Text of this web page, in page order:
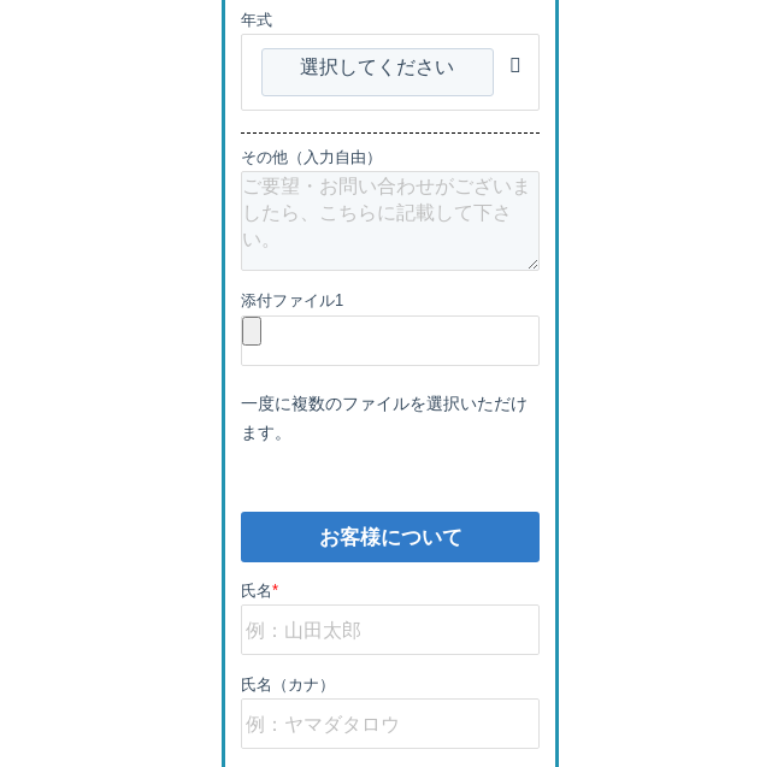
年式
選択してください
その他（入力自由）
添付ファイル1
一度に複数のファイルを選択いただけ
ます。
お客様について
氏名*
氏名（カナ）